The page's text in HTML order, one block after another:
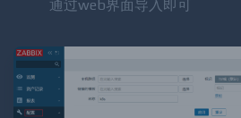
将K8S监控的zabbix模板文件